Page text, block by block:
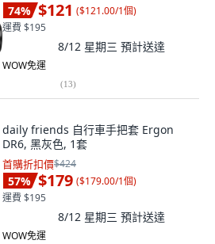
74% $121 ($121.00/1個)
運費 $195
8/12 星期三 預計送達
WOW免運
(13)
daily friends 自行車手把套 Ergon
DR6, 黑灰色, 1套
首購折扣價$424
57% $179 ($179.00/1個)
運費 $195
8/12 星期三 預計送達
WOW免運